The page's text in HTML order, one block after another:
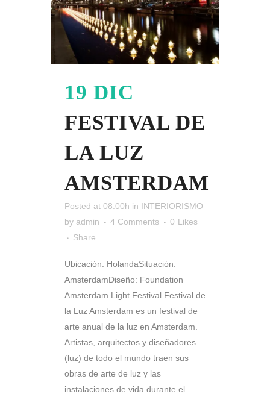
19 DIC
FESTIVAL DE
LA LUZ
AMSTERDAM
Posted at 08:00h in INTERIORISMO
by admin 4 Comments 0 Likes
Share
Ubicación: HolandaSituación:
AmsterdamDiseño: Foundation
Amsterdam Light Festival Festival de
la Luz Amsterdam es un festival de
arte anual de la luz en Amsterdam.
Artistas, arquitectos y diseñadores
(luz) de todo el mundo traen sus
obras de arte de luz y las
instalaciones de vida durante el